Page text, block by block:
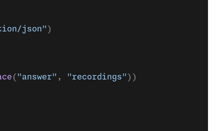
json" )
( "answer" , "recordings" ))